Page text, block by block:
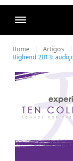
e
Home Artigos
Highend 2013: